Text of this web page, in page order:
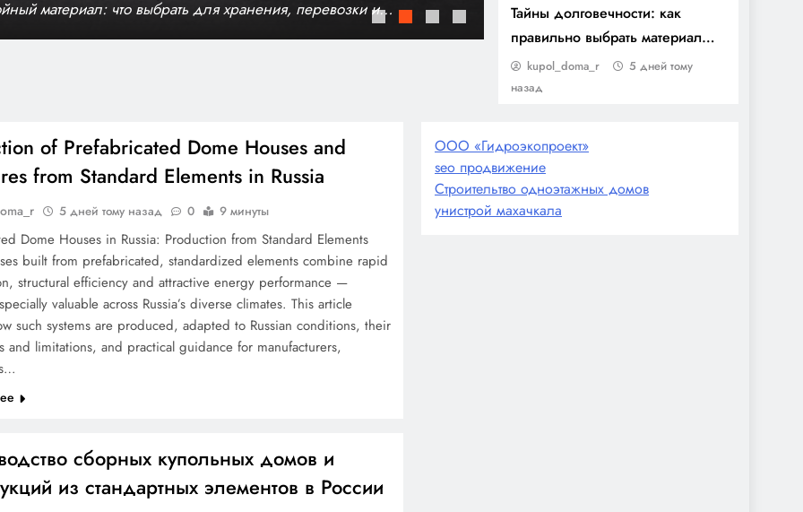
Тайны долговечности: как
правильно выбрать материал
для купольного дома
kupol_doma_r
5 дней тому
назад
материал: что выбрать для хранения, перевозки и
Соседняя стройка рядом с домом:
of Prefabricated Dome Houses and
from Standard Elements in Russia
5 дней тому назад 0 9 минуты
Dome Houses in Russia: Production from Standard Elements
built from prefabricated, standardized elements combine rapid
structural efficiency and attractive energy performance —
valuable across Russia’s diverse climates. This article
such systems are produced, adapted to Russian conditions, their
and limitations, and practical guidance for manufacturers,
сборных купольных домов и
из стандартных элементов в России
ООО «Гидроэкопроект»
seo продвижение
Строительтво одноэтажных домов
унистрой махачкала